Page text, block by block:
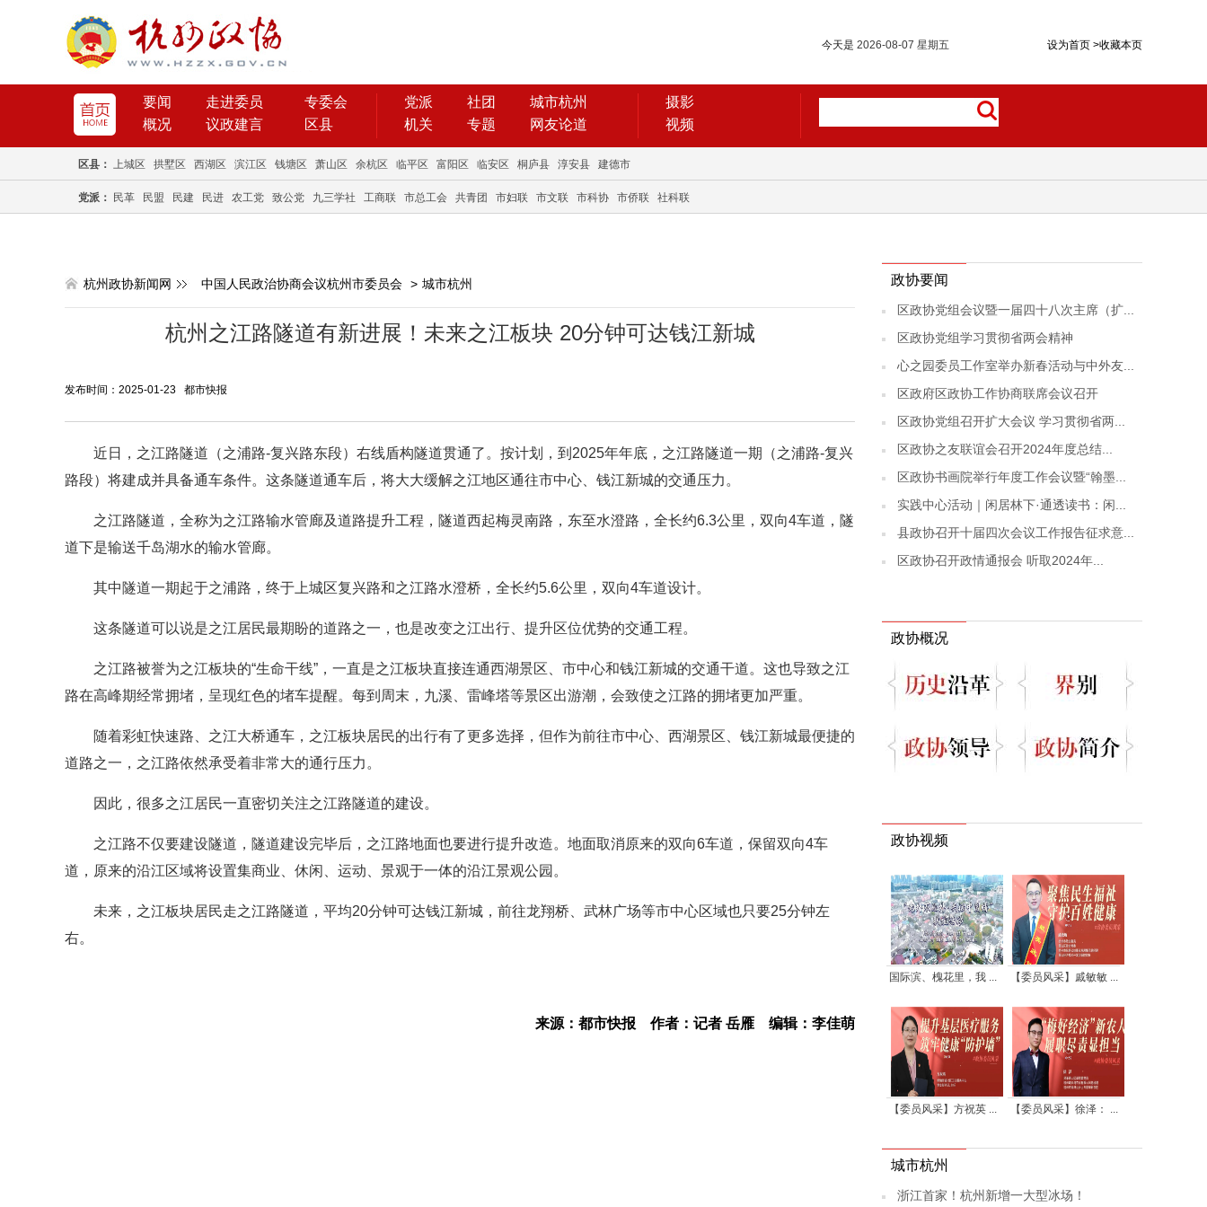
设为首页 >收藏本页
今天是 2026-08-07 星期五
要闻 走进委员
专委会
概况
议政建言 区县
党派 社团
城市杭州
机关
专题 网友论道
摄影
视频
区县： 上城区 拱墅区 西湖区 滨江区 钱塘区 萧山区 余杭区 临平区 富阳区 临安区 桐庐县 淳安县 建德市
党派： 民革 民盟 民建 民进 农工党 致公党 九三学社 工商联 市总工会 共青团 市妇联 市文联 市科协 市侨联 社科联
杭州政协新闻网 中国人民政治协商会议杭州市委员会 > 城市杭州
杭州之江路隧道有新进展！未来之江板块 20分钟可达钱江新城
发布时间：2025-01-23 都市快报
近日，之江路隧道（之浦路-复兴路东段）右线盾构隧道贯通了。按计划，到2025年年底，之江路隧道一期（之浦路-复兴
路段）将建成并具备通车条件。这条隧道通车后，将大大缓解之江地区通往市中心、钱江新城的交通压力。
之江路隧道，全称为之江路输水管廊及道路提升工程，隧道西起梅灵南路，东至水澄路，全长约6.3公里，双向4车道，隧
道下是输送千岛湖水的输水管廊。
其中隧道一期起于之浦路，终于上城区复兴路和之江路水澄桥，全长约5.6公里，双向4车道设计。
这条隧道可以说是之江居民最期盼的道路之一，也是改变之江出行、提升区位优势的交通工程。
之江路被誉为之江板块的“生命干线”，一直是之江板块直接连通西湖景区、市中心和钱江新城的交通干道。这也导致之江
路在高峰期经常拥堵，呈现红色的堵车提醒。每到周末，九溪、雷峰塔等景区出游潮，会致使之江路的拥堵更加严重。
随着彩虹快速路、之江大桥通车，之江板块居民的出行有了更多选择，但作为前往市中心、西湖景区、钱江新城最便捷的
道路之一，之江路依然承受着非常大的通行压力。
因此，很多之江居民一直密切关注之江路隧道的建设。
之江路不仅要建设隧道，隧道建设完毕后，之江路地面也要进行提升改造。地面取消原来的双向6车道，保留双向4车
道，原来的沿江区域将设置集商业、休闲、运动、景观于一体的沿江景观公园。
未来，之江板块居民走之江路隧道，平均20分钟可达钱江新城，前往龙翔桥、武林广场等市中心区域也只要25分钟左
右。
来源：都市快报 作者：记者 岳雁 编辑：李佳萌
政协要闻
区政协党组会议暨一届四十八次主席（扩...
区政协党组学习贯彻省两会精神
心之园委员工作室举办新春活动与中外友...
区政府区政协工作协商联席会议召开
区政协党组召开扩大会议 学习贯彻省两...
区政协之友联谊会召开2024年度总结...
区政协书画院举行年度工作会议暨“翰墨...
实践中心活动｜闲居林下·通透读书：闲...
县政协召开十届四次会议工作报告征求意...
区政协召开政情通报会 听取2024年...
政协概况
政协视频
国际滨、槐花里，我 ... 【委员风采】戚敏敏 ...
【委员风采】方祝英 ... 【委员风采】徐泽： ...
城市杭州
浙江首家！杭州新增一大型冰场！